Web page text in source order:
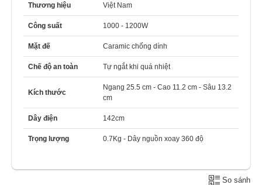
Thương hiệu Việt Nam
Công suất 1000 - 1200W
Mặt đế Caramic chống dính
Chế độ an toàn Tự ngắt khi quá nhiệt
Kích thước
Ngang 25.5 cm - Cao 11.2 cm - Sâu 13.2
cm
Dây điện 142cm
Trọng lượng 0.7Kg - Dây nguồn xoay 360 độ
So sánh